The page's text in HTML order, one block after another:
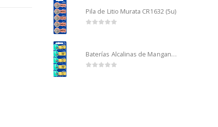
Pila de Litio Murata CR1632 (5u)
Baterías Alcalinas de Manganeso Murata 192 (5u)